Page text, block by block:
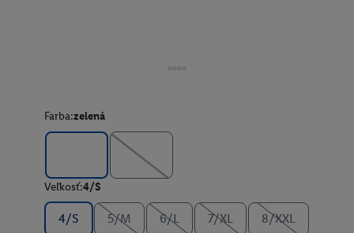
Farba:zelená
Veľkosť:4/S
4/S 5/M 6/L 7/XL 8/XXL